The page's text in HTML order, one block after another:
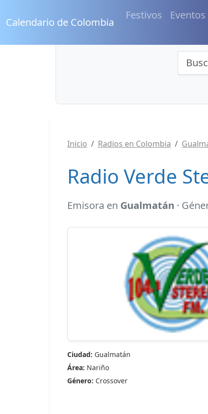
Calendario de Colombia
Festivos Eventos
Inicio Radios en Colombia
Radio Verde
Emisora en Gualmatán ·
Ciudad: Gualmatán
Área: Nariño
Género: Crossover